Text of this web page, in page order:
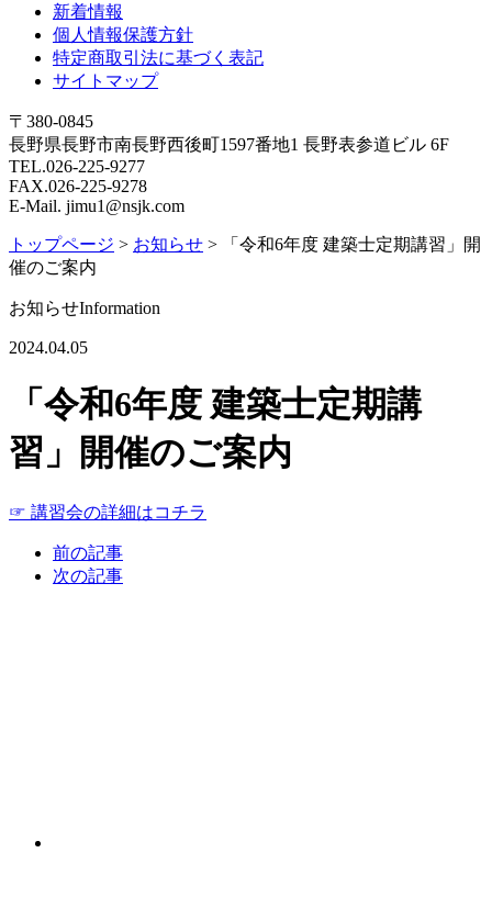
新着情報
個人情報保護方針
特定商取引法に基づく表記
サイトマップ
〒380-0845
長野県長野市南長野西後町1597番地1 長野表参道ビル 6F
TEL.026-225-9277
FAX.026-225-9278
E-Mail. jimu1@nsjk.com
トップページ > お知らせ >
「令和6年度 建築士定期講習」開
催のご案内
お知らせInformation
2024.04.05
「令和6年度 建築士定期講
習」開催のご案内
☞ 講習会の詳細はコチラ
前の記事
次の記事